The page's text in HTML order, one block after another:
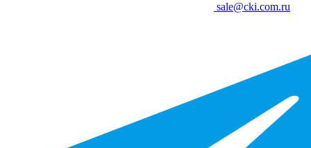
sale@cki.com.ru